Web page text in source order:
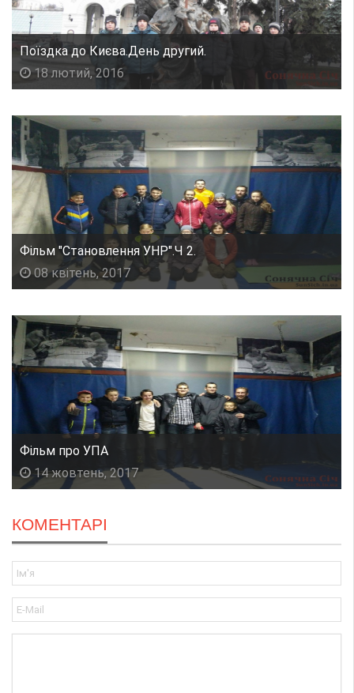
Поїздка до Києва.День другий.
18 лютий, 2016
Фільм "Становлення УНР".Ч 2.
08 квітень, 2017
Фільм про УПА
14 жовтень, 2017
КОМЕНТАРІ